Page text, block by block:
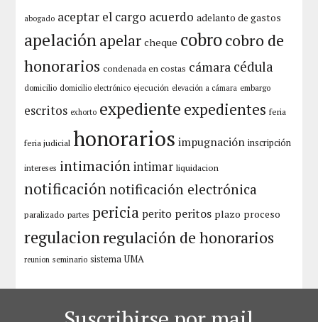
abogado aceptar el cargo acuerdo adelanto de gastos
apelaciónapelar cheque cobrocobro de
honorarios condenada en costas cámara cédula
domicilio domicilio electrónico ejecución elevación a cámara embargo
escritos exhorto expediente expedientes feria
feria judicial honorarios impugnación inscripción
intereses intimación intimar liquidacion
notificaciónnotificación electrónica
paralizado partes pericia perito peritos plazo proceso
regulacionregulación de honorarios
reunion seminario sistema UMA